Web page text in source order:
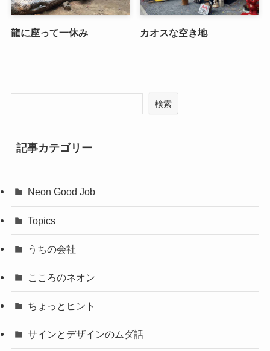
龍に座って一休み カオスな空き地
検索
記事カテゴリー
Neon Good Job
Topics
うちの会社
こころのネオン
ちょっとヒント
サインとデザインのムダ話